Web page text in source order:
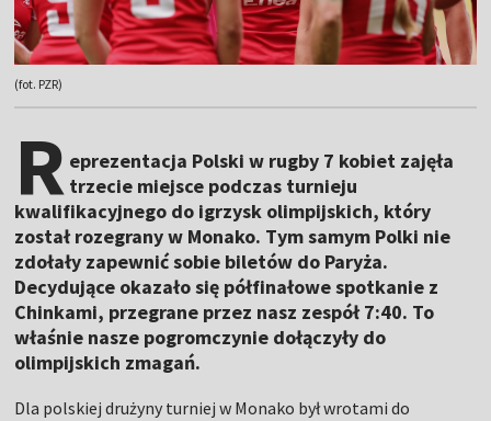
(fot. PZR)
R eprezentacja Polski w rugby 7 kobiet zajęła
trzecie miejsce podczas turnieju
kwalifikacyjnego do igrzysk olimpijskich, który
został rozegrany w Monako. Tym samym Polki nie
zdołały zapewnić sobie biletów do Paryża.
Decydujące okazało się półfinałowe spotkanie z
Chinkami, przegrane przez nasz zespół 7:40. To
właśnie nasze pogromczynie dołączyły do
olimpijskich zmagań.
Dla polskiej drużyny turniej w Monako był wrotami do